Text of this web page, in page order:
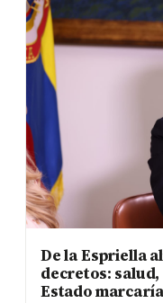
De la Espriella
decretos:
Estado